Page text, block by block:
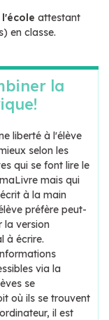
attestant
en classe.
la
liberté à l'élève
selon les
qui se font lire le
mais qui
à la main
préfère peut-
la version
à écrire.
via la
se
où ils se trouvent
il est